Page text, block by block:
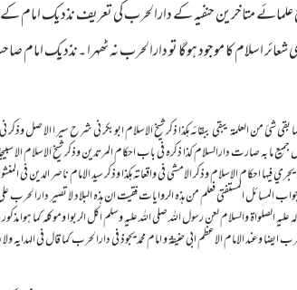
متاخرین حنفیہ کے دارالحرب کی تعریف نذدیک امام
کا موجود ہوگا تو دارالحرب نہ ٹھہرا ۔نذدیک امام
شئ من العلمة يبقي ببقائه هكذا ذكر شيخ الاسلام ابو بكر ني شرح سير ا الا صل وذكر
به صارت دارالسلام كذا ذكره في باب احكام المرتدين وذكر شيخ الاسلام الا
احكام الاسلام وذكر الامشي في واقعاته هكذا وذكر سيد الامام ناصر الدين في
جواب المسائل المستفتي فعلم من هذه الروايات فقيت ان هذه البلاد لا تصير دارالحرب
الصلواة والسلام لعن رسول الله صلي الله عليه وسلم اكل الربوا وموكله كما هوا
وعند الامام الاعظم ابي حنيفة و امام محمد يجوذ في دارالحرب كما قال في الهدايه